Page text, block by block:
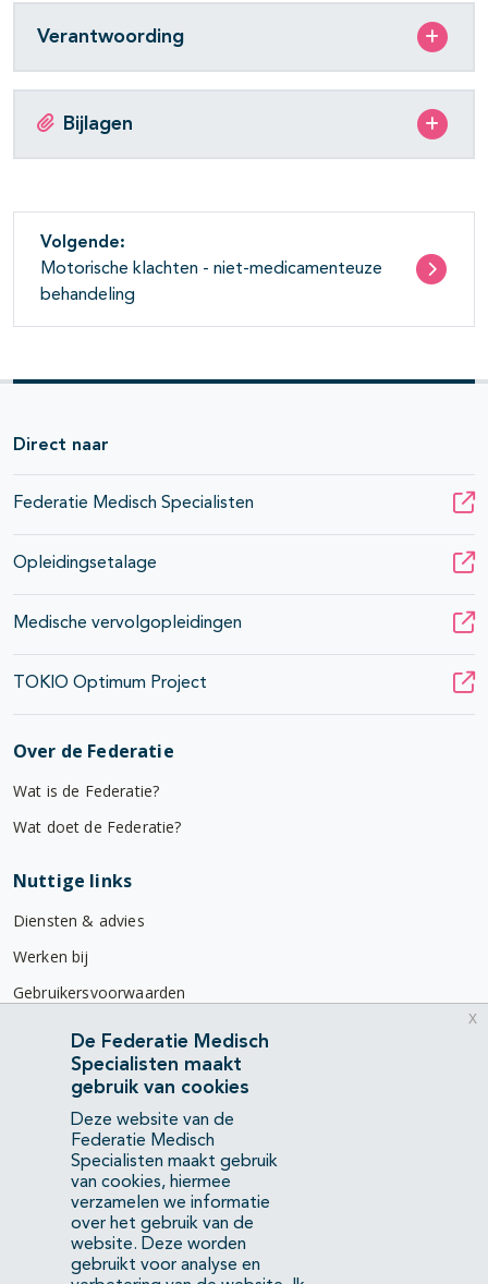
Verantwoording
Bijlagen
Volgende:
Motorische klachten - niet-medicamenteuze
behandeling
Direct naar
Federatie Medisch Specialisten
Opleidingsetalage
Medische vervolgopleidingen
TOKIO Optimum Project
Over de Federatie
Wat is de Federatie?
Wat doet de Federatie?
Nuttige links
Diensten & advies
Werken bij
Gebruikersvoorwaarden
Privacyverklaring
Contact
Mercatorlaan 1200
3528 BL Utrecht
(088) 505 34 34
info@richtlijnendatabase.nl
YouTubeLinkedIn
De Federatie Medisch
Specialisten maakt
gebruik van cookies
Deze website van de
Federatie Medisch
Specialisten maakt gebruik
van cookies, hiermee
verzamelen we informatie
over het gebruik van de
website. Deze worden
gebruikt voor analyse en
x